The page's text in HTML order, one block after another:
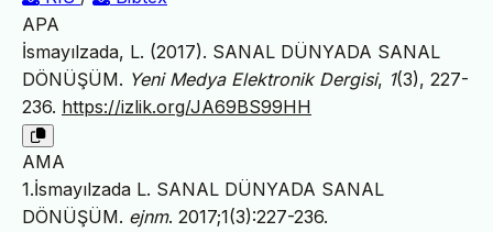
APA
İsmayılzada, L. (2017). SANAL DÜNYADA SANAL
DÖNÜŞÜM. Yeni Medya Elektronik Dergisi, 1(3), 227-
236. https://izlik.org/JA69BS99HH
AMA
1.İsmayılzada L. SANAL DÜNYADA SANAL
DÖNÜŞÜM. ejnm. 2017;1(3):227-236.